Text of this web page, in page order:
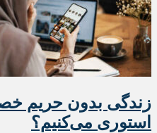
زندگی بدون حریم
استوری می‌کنیم؟